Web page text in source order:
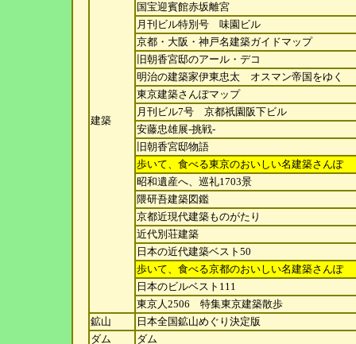
建築
国宝迎賓館赤坂離宮
月刊ビル特別号 味園ビル
京都・大阪・神戸名建築ガイドマップ
旧朝香宮邸のアール・デコ
明治の建築家伊東忠太 オスマン帝国をゆく
東京建築さんぽマップ
月刊ビル7号 京都祇園阪下ビル
安藤忠雄展-挑戦-
旧朝香宮邸物語
歩いて、食べる東京のおいしい名建築さんぽ
昭和遺産へ、巡礼1703景
隈研吾建築図鑑
京都近現代建築ものがたり
近代別荘建築
日本の近代建築ベスト50
歩いて、食べる京都のおいしい名建築さんぽ
日本のビルベスト111
東京人2506 特集東京建築散歩
鉱山
日本全国鉱山めぐり決定版
ダム
ダム